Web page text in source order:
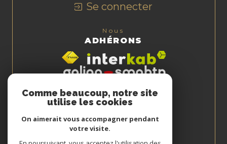
Se connecter
Nous
ADHÉRONS
Comme beaucoup, notre site
utilise les cookies
On aimerait vous accompagner pendant
votre visite.